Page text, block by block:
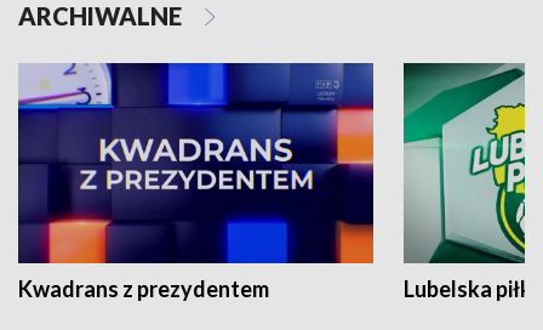
ARCHIWALNE
Kwadrans z prezydentem Lubelska piłka